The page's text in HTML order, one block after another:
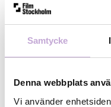
Samtycke
Denna webbplats
Vi använder
service
mer om
Läs mer om hur du